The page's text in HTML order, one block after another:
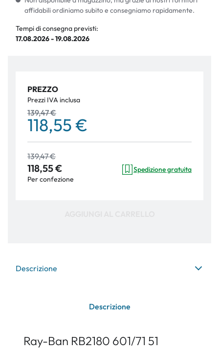
affidabili ordiniamo subito e consegniamo rapidamente.
Tempi di consegna previsti:
17.08.2026 - 19.08.2026
PREZZO
Prezzi IVA inclusa
139,47 €
118,55 €
139,47 €
118,55 €
Per confezione
Spedizione gratuita
Descrizione
Descrizione
Ray-Ban RB2180 601/71 51